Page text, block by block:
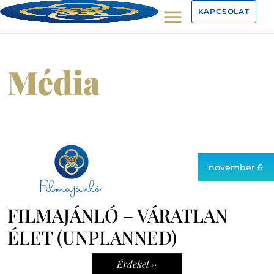
KAPCSOLAT
Média
november 6
FILMAJÁNLÓ – VÁRATLAN
ÉLET (UNPLANNED)
Érdekel ->